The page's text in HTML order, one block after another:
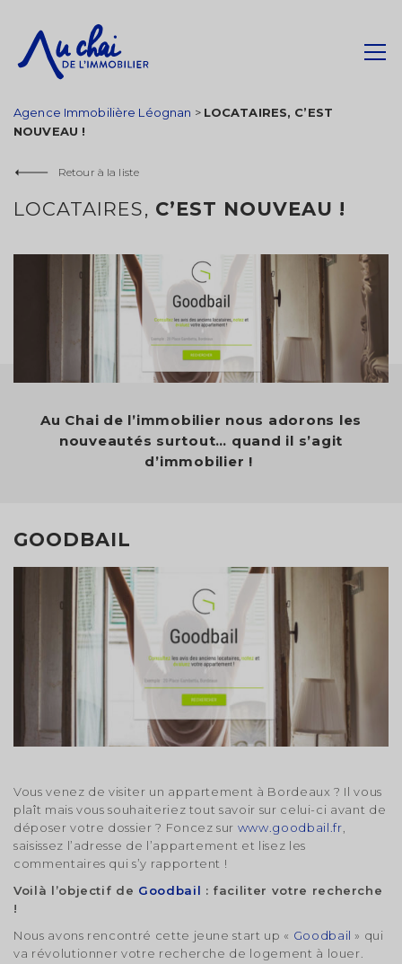
Agence Immobilière Léognan > LOCATAIRES, C’EST
NOUVEAU !
Retour à la liste
LOCATAIRES, C’EST NOUVEAU !
Au Chai de l’immobilier nous adorons les
nouveautés surtout… quand il s’agit
d’immobilier !
GOODBAIL
Vous venez de visiter un appartement à Bordeaux ? Il vous
plaît mais vous souhaiteriez tout savoir sur celui-ci avant de
déposer votre dossier ? Foncez sur www.goodbail.fr
saisissez l’adresse de l’appartement et lisez les
commentaires qui s’y rapportent !
Voilà l’objectif de Goodbail : faciliter votre recherche
!
Nous avons rencontré cette jeune start up « Goodbail » qui
va révolutionner votre recherche de logement à louer.